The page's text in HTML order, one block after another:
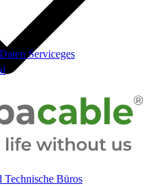
Serviceges
Technische Büros